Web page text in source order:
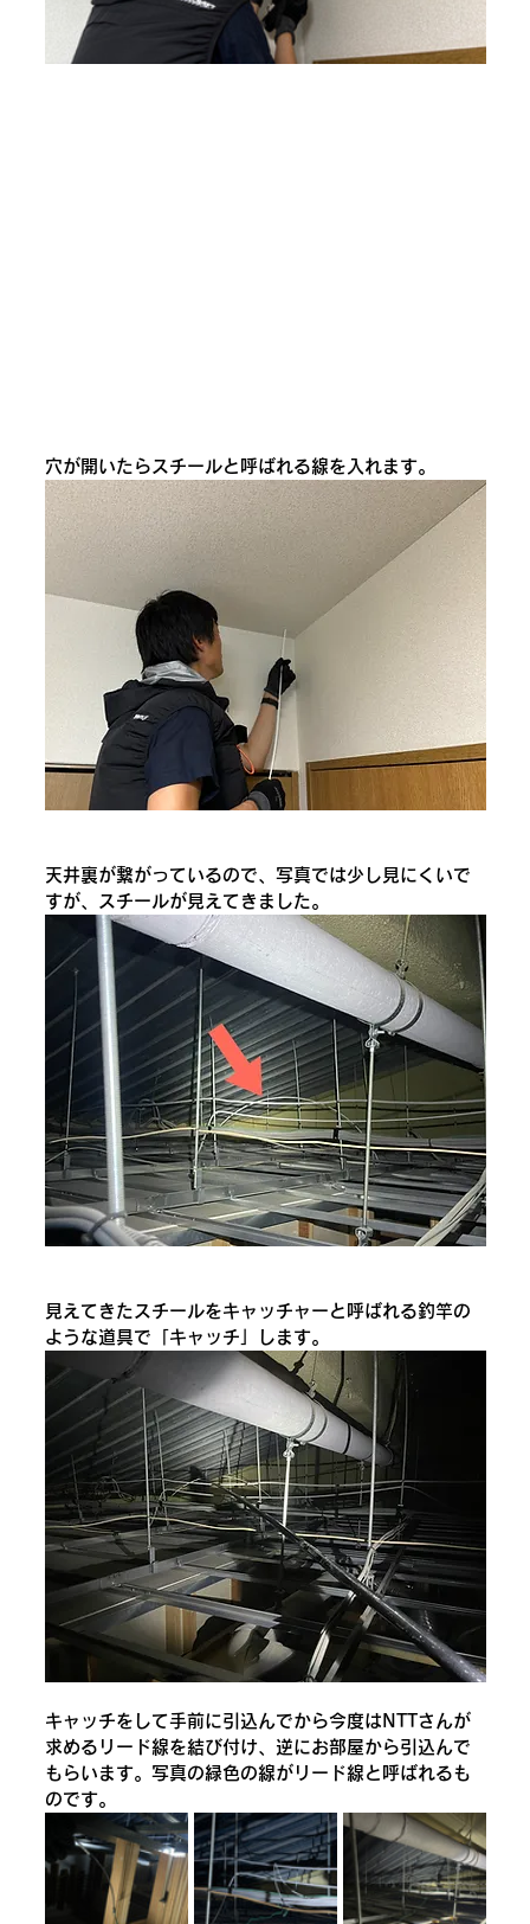
穴が開いたらスチールと呼ばれる線を入れます。
天井裏が繋がっているので、写真では少し見にくいで
すが、スチールが見えてきました。
見えてきたスチールをキャッチャーと呼ばれる釣竿の
ような道具で「キャッチ」します。
キャッチをして手前に引込んでから今度はNTTさんが
求めるリード線を結び付け、逆にお部屋から引込んで
もらいます。写真の緑色の線がリード線と呼ばれるも
のです。